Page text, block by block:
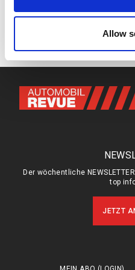
provided to them or that
Allow
Kommentare
Der wöchentliche
top
JETZT